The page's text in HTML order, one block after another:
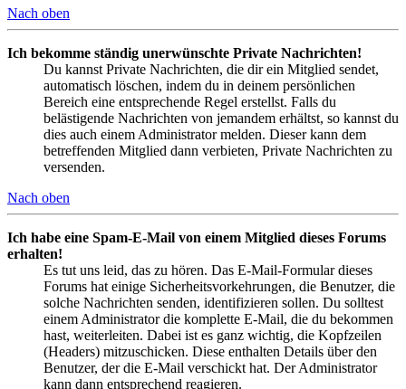
Nach oben
Ich bekomme ständig unerwünschte Private Nachrichten!
Du kannst Private Nachrichten, die dir ein Mitglied sendet,
automatisch löschen, indem du in deinem persönlichen
Bereich eine entsprechende Regel erstellst. Falls du
belästigende Nachrichten von jemandem erhältst, so kannst du
dies auch einem Administrator melden. Dieser kann dem
betreffenden Mitglied dann verbieten, Private Nachrichten zu
versenden.
Nach oben
Ich habe eine Spam-E-Mail von einem Mitglied dieses Forums
erhalten!
Es tut uns leid, das zu hören. Das E-Mail-Formular dieses
Forums hat einige Sicherheitsvorkehrungen, die Benutzer, die
solche Nachrichten senden, identifizieren sollen. Du solltest
einem Administrator die komplette E-Mail, die du bekommen
hast, weiterleiten. Dabei ist es ganz wichtig, die Kopfzeilen
(Headers) mitzuschicken. Diese enthalten Details über den
Benutzer, der die E-Mail verschickt hat. Der Administrator
kann dann entsprechend reagieren.